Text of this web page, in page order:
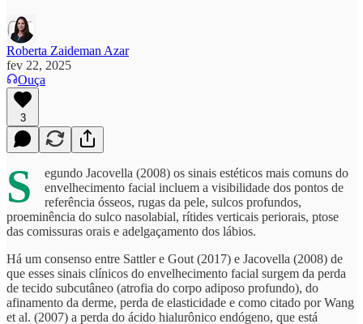
Roberta Zaideman Azar
fev 22, 2025
Ouça
3
S
egundo Jacovella (2008) os sinais estéticos mais comuns do
envelhecimento facial incluem a visibilidade dos pontos de
referência ósseos, rugas da pele, sulcos profundos,
proeminência do sulco nasolabial, rítides verticais periorais, ptose
das comissuras orais e adelgaçamento dos lábios.
Há um consenso entre Sattler e Gout (2017) e Jacovella (2008) de
que esses sinais clínicos do envelhecimento facial surgem da perda
de tecido subcutâneo (atrofia do corpo adiposo profundo), do
afinamento da derme, perda de elasticidade e como citado por Wang
et al. (2007) a perda do ácido hialurônico endógeno, que está